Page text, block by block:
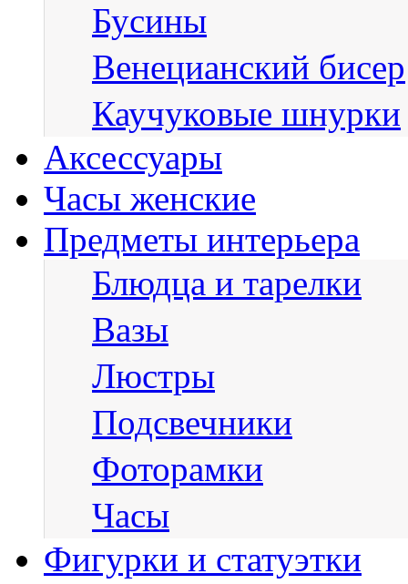
Бусины
Венецианский бисер
Каучуковые шнурки
Аксессуары
Часы женские
Предметы интерьера
Блюдца и тарелки
Вазы
Люстры
Подсвечники
Фоторамки
Часы
Фигурки и статуэтки